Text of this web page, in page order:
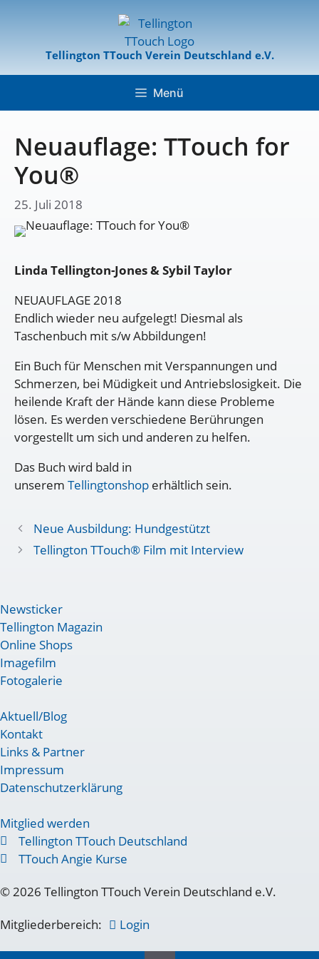
Tellington TTouch Verein Deutschland e.V.
Menü
Neuauflage: TTouch for
You®
25. Juli 2018
Linda Tellington-Jones & Sybil Taylor
NEUAUFLAGE 2018
Endlich wieder neu aufgelegt! Diesmal als
Taschenbuch mit s/w Abbildungen!
Ein Buch für Menschen mit Verspannungen und
Schmerzen, bei Müdigkeit und Antriebslosigkeit. Die
heilende Kraft der Hände kann diese Probleme
lösen. Es werden verschiedene Berührungen
vorgestellt um sich und anderen zu helfen.
Das Buch wird bald in
unserem Tellingtonshop erhältlich sein.
Neue Ausbildung: Hundgestützt
Tellington TTouch® Film mit Interview
Newsticker
Tellington Magazin
Online Shops
Imagefilm
Fotogalerie
Aktuell/Blog
Kontakt
Links & Partner
Impressum
Datenschutzerklärung
Mitglied werden
Tellington TTouch Deutschland
TTouch Angie Kurse
© 2026 Tellington TTouch Verein Deutschland e.V.
Mitgliederbereich:
Login